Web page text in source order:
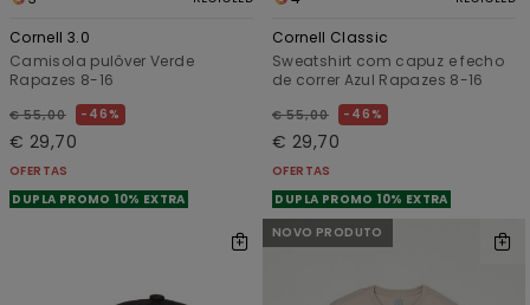
Cornell 3.0
Camisola pulôver Verde
Rapazes 8-16
€ 55,00 46%
€ 29,70
OFERTAS
DUPLA PROMO 10% EXTRA
Cornell Classic
Sweatshirt com capuz e fecho
de correr Azul Rapazes 8-16
€ 55,00 46%
€ 29,70
OFERTAS
DUPLA PROMO 10% EXTRA
NOVO PRODUTO